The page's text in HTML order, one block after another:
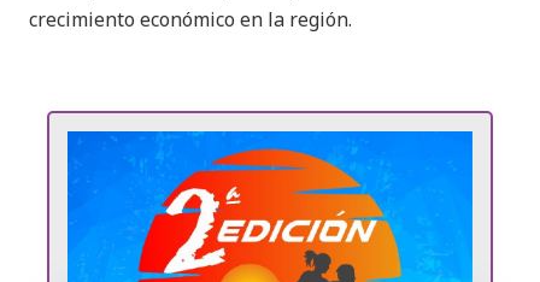
crecimiento económico en la región.